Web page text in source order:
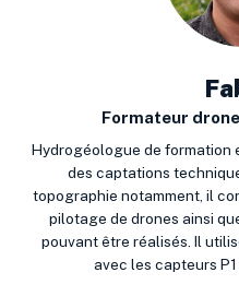
Formateur
Hydrogéologue de formation
des captations
topographie notamment, il
pilotage de drones ainsi
pouvant être réalisés. Il
avec les capteurs P1